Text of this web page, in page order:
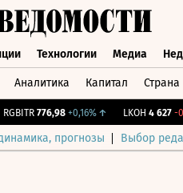
Технологии Медиа
Аналитика Капитал Страна
RGBITR 776,98 +0,16%↑ LKOH 4 627 -
прогнозы Выбор